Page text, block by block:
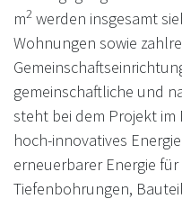
m2 werden insgesamt
Wohnungen sowie
gemeinschaftliche und
steht bei dem Projekt
hoch-innovatives
erneuerbarer Energie
Tiefenbohrungen,